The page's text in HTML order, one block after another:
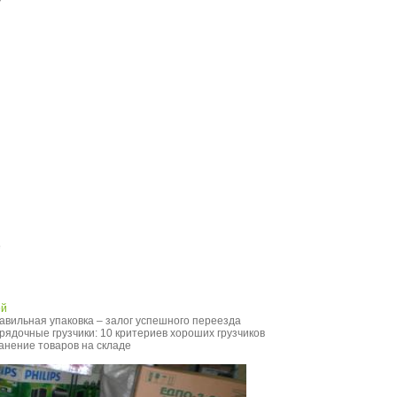
упаковка – залог успешного переезда
грузчики: 10 критериев хороших грузчиков
товаров на складе